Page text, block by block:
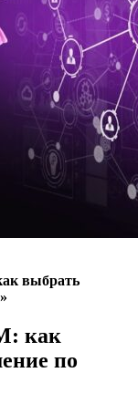
выбрать
как
по